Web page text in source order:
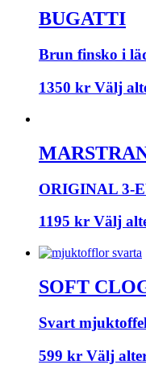
BUGATTI
Brun finsko i
1350 kr Välj
ORIGINAL 3-
1195 kr Välj
SOFT
Svart mjuktoffel
599 kr Välj